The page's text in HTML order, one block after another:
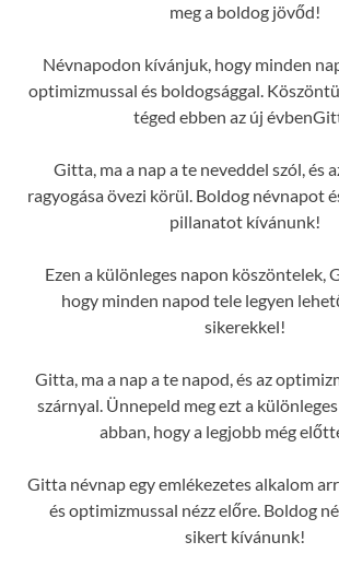
meg a boldog jövőd!
Névnapodon kívánjuk, hogy minden
optimizmussal és boldogsággal.
téged ebben az új
Gitta, ma a nap a te neveddel szól, és
ragyogása övezi körül. Boldog névnapot
pillanatot kívánunk!
Ezen a különleges napon köszöntelek,
hogy minden napod tele legyen
sikerekkel!
Gitta, ma a nap a te napod, és az
szárnyal. Ünnepeld meg ezt a
abban, hogy a legjobb még
Gitta névnap egy emlékezetes alkalom
és optimizmussal nézz előre. Boldog
sikert kívánunk!